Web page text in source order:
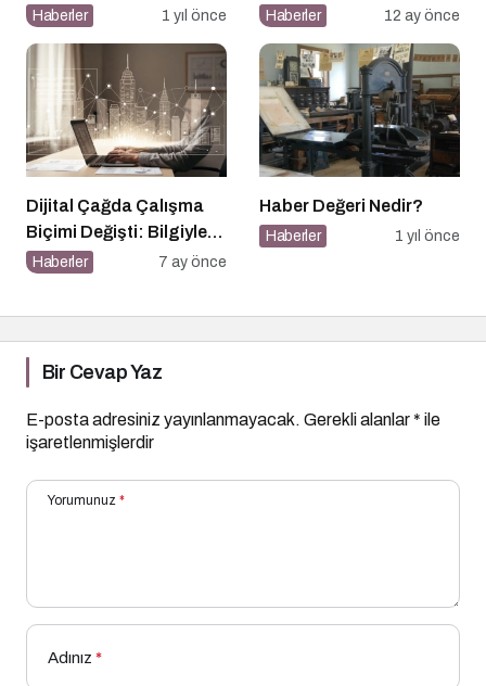
Hatları (Tüm Şehirler)
Haberler 1 yıl önce Haberler 12 ay önce
Dijital Çağda Çalışma
Biçimi Değişti: Bilgiyle
Para Kazananların Yeni
Haberler 7 ay önce
Haber Değeri Nedir?
Haberler 1 yıl önce
Bir Cevap Yaz
E-posta adresiniz yayınlanmayacak. Gerekli alanlar* ile
işaretlenmişlerdir
Yorumunuz *
Adınız *